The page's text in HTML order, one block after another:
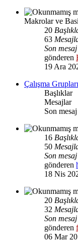
Makrolar ve
20
63
Son mesaj
gönderen
19 Ara
Çalışma Grupları
Başlıklar
Mesajlar
Son mesaj
16
50
Son mesaj
gönderen
18 Nis
20
32
Son mesaj
gönderen
06 Mar